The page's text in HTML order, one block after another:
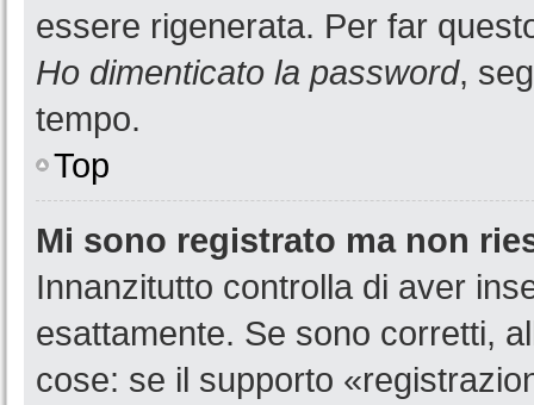
essere rigenerata. Per far
Ho dimenticato la password,
tempo.
Top
Mi sono registrato ma non
Innanzitutto controlla di aver
esattamente. Se sono corretti,
cose: se il supporto